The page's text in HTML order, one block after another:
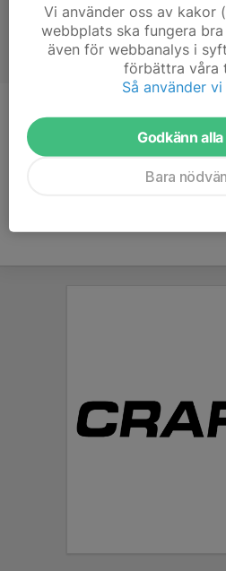
Titel
Tränare
Ålder
43 år
Vi använder oss av kakor
webbplats ska fungera
även för webbanalys i
förbättra våra
Så använder
Godkänn
Bara